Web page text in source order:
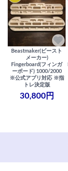
Beastmaker(ビースト
メーカー)
Fingerboard(フィンガ
ーボード) 1000/2000
※公式アプリ対応 ※指
トレ決定版
30,800円